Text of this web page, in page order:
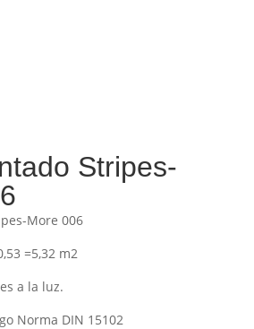
Stripes-
More 006
=5,32 m2
a la luz.
Norma DIN 15102